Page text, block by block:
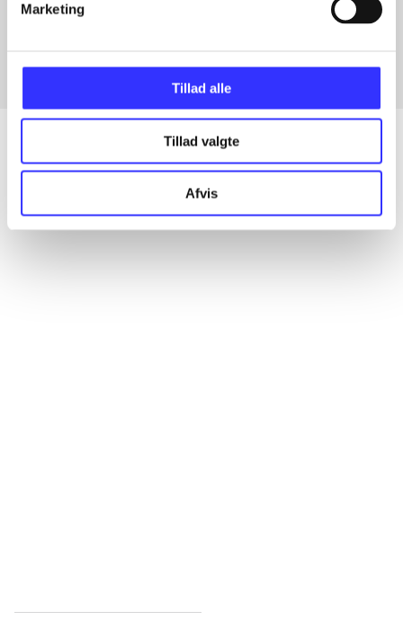
Marketing
Tillad alle
Tillad valgte
Afvis
Fra
Alle registrerede artikler fordelt på udgivelser